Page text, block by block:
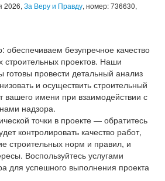
2026, За Веру и Правду, номер: 736630,
обеспечиваем безупречное качество
строительных проектов. Наши
готовы провести детальный анализ
и осуществить строительный
вашего имени при взаимодействии с
надзора.
точки в проекте — обратитесь
контролировать качество работ,
строительных норм и правил, и
Воспользуйтесь услугами
для успешного выполнения проекта